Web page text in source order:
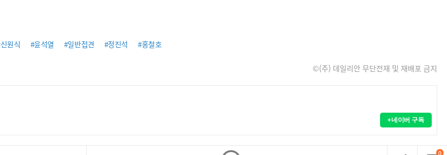
원식 #윤석열 #일반접견 #정진석 #홍철호
©(주) 데일리안 무단전재 및 재배포 금지
+네이버 구독
0